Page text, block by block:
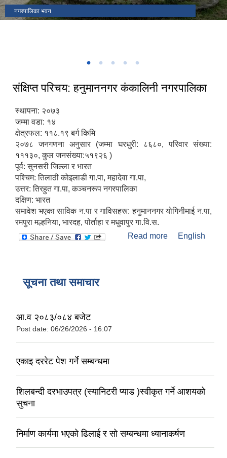
नगरपालिका भवन
नगर प्रमुख पदभार
संक्षिप्त परिचय: हनुमाननगर कंकालिनी नगरपालिका
स्थापना: २०७३
जम्मा वडा: १४
क्षेत्रफल: ११८.१९ बर्ग किमि
२०७८ जनगणना अनुसार (जम्मा घरधुरी: ८६८०, परिवार संख्या:
१११३०, कुल जनसंख्या:५१९२६ )
पूर्व: सुनसरी जिल्ला र भारत
पश्चिम: तिलाठी कोइलाडी गा.पा, महादेवा गा.पा,
उत्तर: तिरहुत गा.पा, कञ्चनरूप नगरपालिका
दक्षिण: भारत
समावेश भएका साविक न.पा र गाविसहरू: हनुमाननगर योगिनीमाई न.पा,
रमपुरा मल्हनिया, भारदह, पोर्ताहा र मधुवापुर गा.वि.स.
Read more about संक्षिप्त
English
सूचना तथा समाचार
आ.व २०८३/०८४ बजेट
Post date: 06/26/2026 - 16:07
एकाइ दररेट पेश गर्ने सम्बन्धमा
शिलबन्दी दरभाउपत्र (स्यानिटरी प्याड )स्वीकृत गर्ने आशयको
सुचना
निर्माण कार्यमा भएको ढिलाई र सो सम्बन्धमा ध्यानाकर्षण